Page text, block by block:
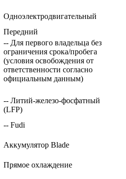
Одноэлектродвигательный
Передний
-- Для первого владельца без
ограничения срока/пробега
(условия освобождения от
ответственности согласно
официальным данным)
-- Литий-железо-фосфатный
(LFP)
-- Fudi
Аккумулятор Blade
Прямое охлаждение